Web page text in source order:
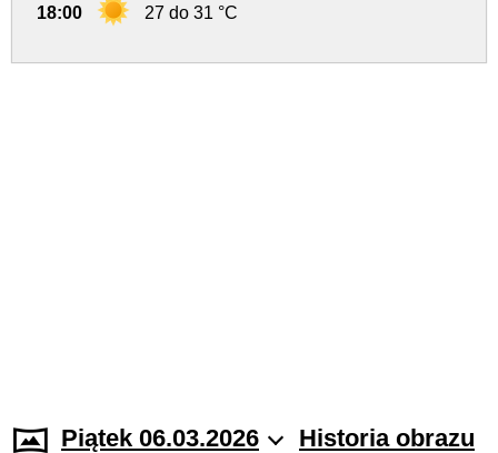
18:00 27 do 31 °C
Piątek 06.03.2026 Historia obrazu